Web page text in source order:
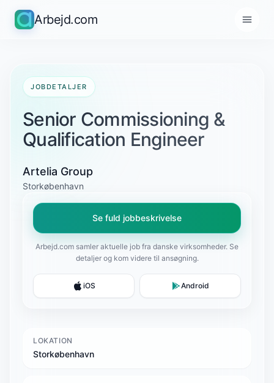
Arbejd.com
JOBDETALJER
Senior Commissioning &
Qualification Engineer
Artelia Group
Storkøbenhavn
Se fuld jobbeskrivelse
Arbejd.com samler aktuelle job fra danske virksomheder. Se
detaljer og kom videre til ansøgning.
iOS Android
LOKATION
Storkøbenhavn